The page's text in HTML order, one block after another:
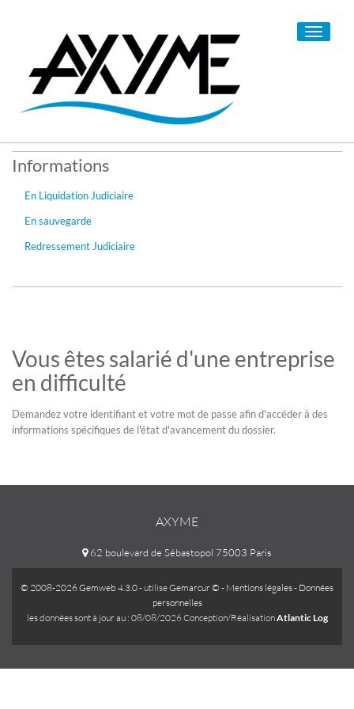
Toggle
Informations
En Liquidation Judiciaire
En sauvegarde
Redressement Judiciaire
Vous êtes salarié d'une entreprise
en difficulté
Demandez votre identifiant et votre mot de passe afin d'accéder à des
informations spécifiques de l'état d'avancement du dossier.
AXYME
62 boulevard de Sébastopol 75003 Paris
© 2008-2026 Gemweb 4.3.0- utiliseGemarcur © - Mentions légales- Données
personnelles
les données sont à jour au : 08/08/2026 Conception/RéalisationAtlantic Log